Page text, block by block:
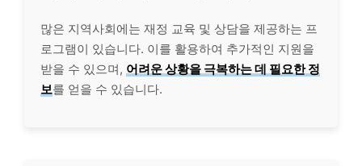
많은 지역사회에는 재정 교육 및 상담을 제공하는 프
로그램이 있습니다. 이를 활용하여 추가적인 지원을
받을 수 있으며, 어려운 상황을 극복하는 데 필요한 정
보를 얻을 수 있습니다.